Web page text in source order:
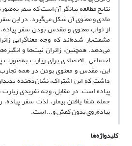
نتایج مطالعه بیانگر آن است که سفر
مادی و معنوی آن شکل می‌گیرد. در این
از ثواب معنوی و مقدس بودن سفر
مشقت‌بار شده‌اند که وجه معناگرایی
می‌دهد. همچنین، زائران نیت‌ها و
اجتماعی ـ اقتصادی برای زیارت به‌صورت
این، مقدس و معنوی بودن در همه تجارب
داشت که این اشتراک، نشان‌دهنده
پیاده است. در مقابل، وجه تفریدی
جمله شفا یافتن بیمار، لذت سفر
پیاده‌روی بدون کفش و... است.
کلیدواژه‌ها